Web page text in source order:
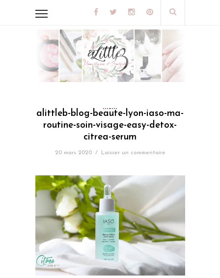
alittleb-blog-beaute-lyon-iaso-ma-
routine-soin-visage-easy-detox-
citrea-serum
20 mars 2020 / Laisser un commentaire